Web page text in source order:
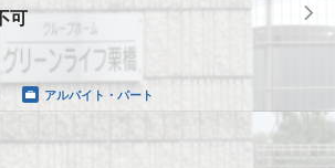
可
アルバイト・パート